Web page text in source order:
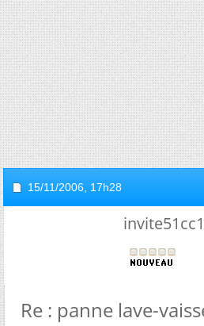
15/11/2006, 17h28
Re : panne lave-